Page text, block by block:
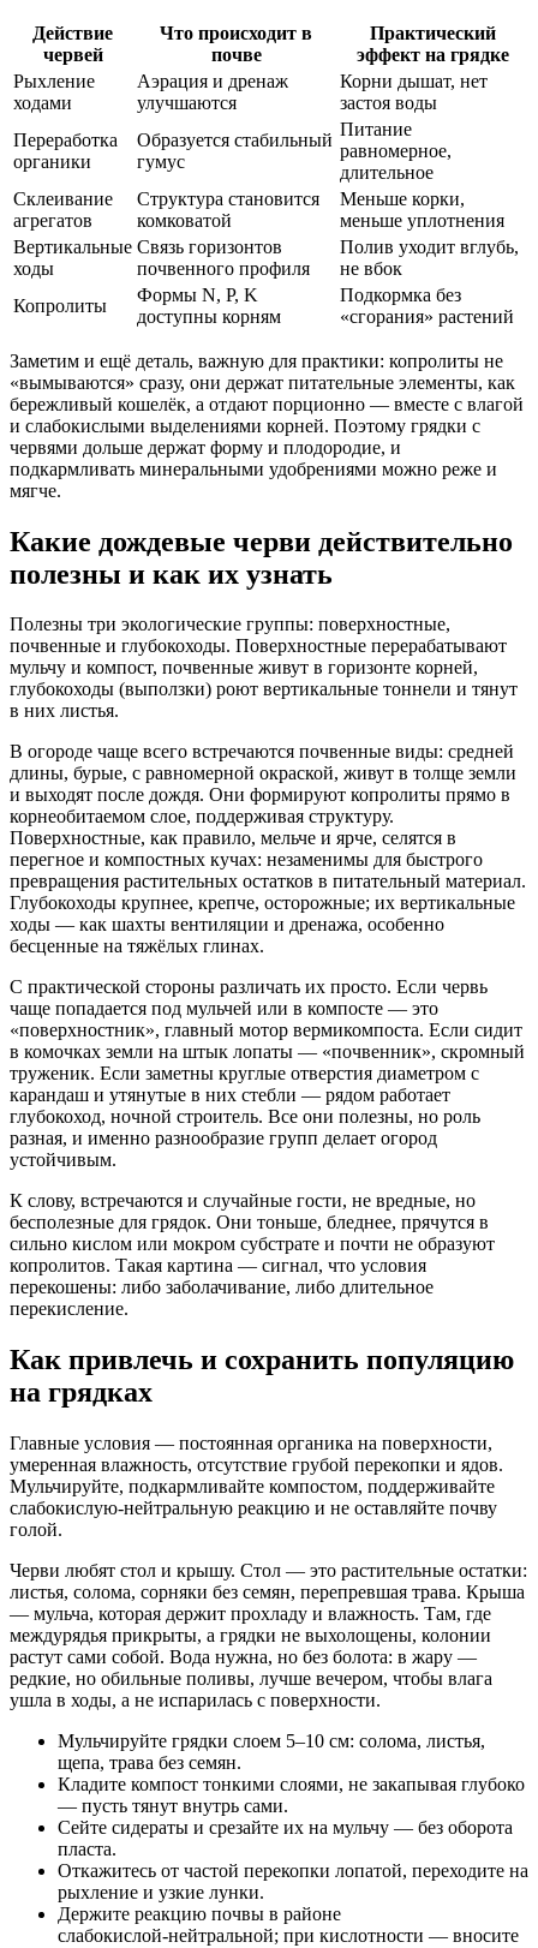
Действие
червей
Что происходит в
почве
Практический
эффект на грядке
Рыхление
ходами
Аэрация и дренаж
улучшаются
Корни дышат, нет
застоя воды
Переработка
органики
Образуется стабильный
гумус
Питание
равномерное,
длительное
Склеивание
агрегатов
Структура становится
комковатой
Меньше корки,
меньше уплотнения
Вертикальные
ходы
Связь горизонтов
почвенного профиля
Полив уходит вглубь,
не вбок
Копролиты
Формы N, P, K
доступны корням
Подкормка без
«сгорания» растений
Заметим и ещё деталь, важную для практики: копролиты не
«вымываются» сразу, они держат питательные элементы, как
бережливый кошелёк, а отдают порционно — вместе с влагой
и слабокислыми выделениями корней. Поэтому грядки с
червями дольше держат форму и плодородие, и
подкармливать минеральными удобрениями можно реже и
мягче.
Какие дождевые черви действительно
полезны и как их узнать
Полезны три экологические группы: поверхностные,
почвенные и глубокоходы. Поверхностные перерабатывают
мульчу и компост, почвенные живут в горизонте корней,
глубокоходы (выползки) роют вертикальные тоннели и тянут
в них листья.
В огороде чаще всего встречаются почвенные виды: средней
длины, бурые, с равномерной окраской, живут в толще земли
и выходят после дождя. Они формируют копролиты прямо в
корнеобитаемом слое, поддерживая структуру.
Поверхностные, как правило, мельче и ярче, селятся в
перегное и компостных кучах: незаменимы для быстрого
превращения растительных остатков в питательный материал.
Глубокоходы крупнее, крепче, осторожные; их вертикальные
ходы — как шахты вентиляции и дренажа, особенно
бесценные на тяжёлых глинах.
С практической стороны различать их просто. Если червь
чаще попадается под мульчей или в компосте — это
«поверхностник», главный мотор вермикомпоста. Если сидит
в комочках земли на штык лопаты — «почвенник», скромный
труженик. Если заметны круглые отверстия диаметром с
карандаш и утянутые в них стебли — рядом работает
глубокоход, ночной строитель. Все они полезны, но роль
разная, и именно разнообразие групп делает огород
устойчивым.
К слову, встречаются и случайные гости, не вредные, но
бесполезные для грядок. Они тоньше, бледнее, прячутся в
сильно кислом или мокром субстрате и почти не образуют
копролитов. Такая картина — сигнал, что условия
перекошены: либо заболачивание, либо длительное
перекисление.
Как привлечь и сохранить популяцию
на грядках
Главные условия — постоянная органика на поверхности,
умеренная влажность, отсутствие грубой перекопки и ядов.
Мульчируйте, подкармливайте компостом, поддерживайте
слабокислую‑нейтральную реакцию и не оставляйте почву
голой.
Черви любят стол и крышу. Стол — это растительные остатки:
листья, солома, сорняки без семян, перепревшая трава. Крыша
— мульча, которая держит прохладу и влажность. Там, где
междурядья прикрыты, а грядки не выхолощены, колонии
растут сами собой. Вода нужна, но без болота: в жару —
редкие, но обильные поливы, лучше вечером, чтобы влага
ушла в ходы, а не испарилась с поверхности.
Мульчируйте грядки слоем 5–10 см: солома, листья,
щепа, трава без семян.
Кладите компост тонкими слоями, не закапывая глубоко
— пусть тянут внутрь сами.
Сейте сидераты и срезайте их на мульчу — без оборота
пласта.
Откажитесь от частой перекопки лопатой, переходите на
рыхление и узкие лунки.
Держите реакцию почвы в районе
слабокислой‑нейтральной; при кислотности — вносите